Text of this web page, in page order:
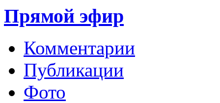
Прямой эфир
Комментарии
Публикации
Фото